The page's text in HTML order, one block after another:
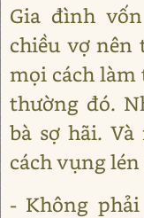
Gia đình
chiều vợ nên
mọi cách làm
thường đó.
bà sợ hãi.
cách vụng
- Không